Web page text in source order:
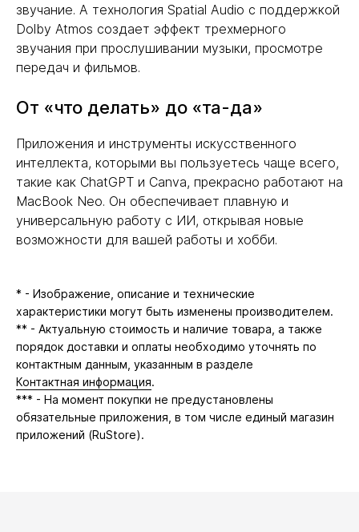
звучание. А технология Spatial Audio с поддержкой
Dolby Atmos создает эффект трехмерного
звучания при прослушивании музыки, просмотре
передач и фильмов.
От «что делать» до «та-да»
Приложения и инструменты искусственного
интеллекта, которыми вы пользуетесь чаще всего,
такие как ChatGPT и Canva, прекрасно работают на
MacBook Neo. Он обеспечивает плавную и
универсальную работу с ИИ, открывая новые
возможности для вашей работы и хобби.
* - Изображение, описание и технические
характеристики могут быть изменены производителем.
** - Актуальную стоимость и наличие товара, а также
порядок доставки и оплаты необходимо уточнять по
контактным данным, указанным в разделе
Контактная информация.
*** - На момент покупки не предустановлены
обязательные приложения, в том числе единый магазин
приложений (RuStore).